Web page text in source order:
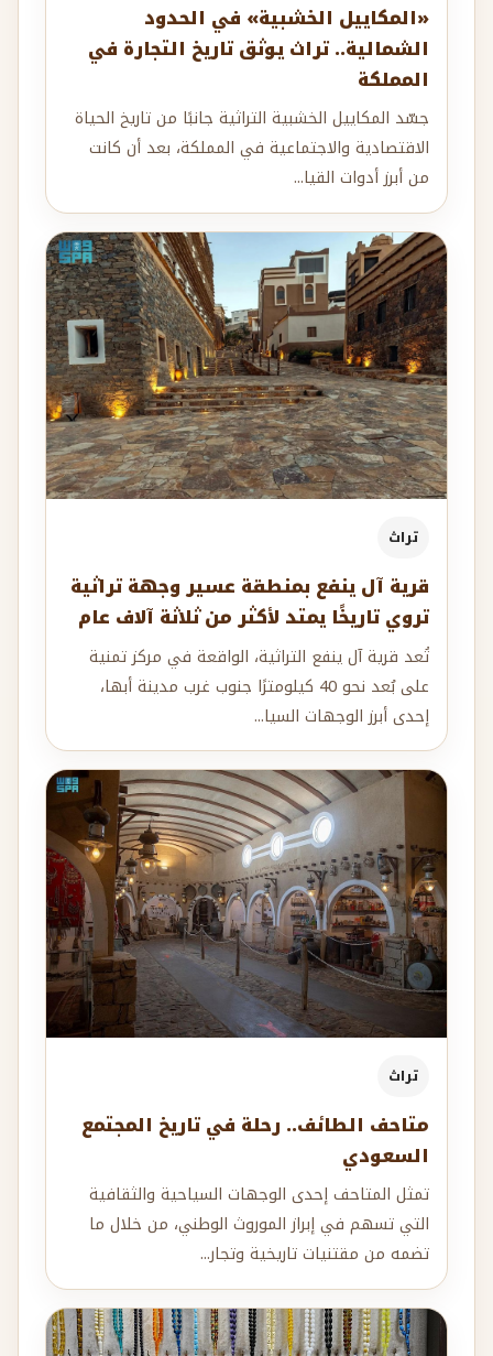
«المكاييل الخشبية» في الحدود
الشمالية.. تراث يوثق تاريخ التجارة في
المملكة
جسّد المكاييل الخشبية التراثية جانبًا من تاريخ الحياة
الاقتصادية والاجتماعية في المملكة، بعد أن كانت
من أبرز أدوات القيا...
تراث
قرية آل ينفع بمنطقة عسير وجهة تراثية
تروي تاريخًا يمتد لأكثر من ثلاثة آلاف عام
تُعد قرية آل ينفع التراثية، الواقعة في مركز تمنية
على بُعد نحو 40 كيلومترًا جنوب غرب مدينة أبها،
إحدى أبرز الوجهات السيا...
تراث
متاحف الطائف.. رحلة في تاريخ المجتمع
السعودي
تمثل المتاحف إحدى الوجهات السياحية والثقافية
التي تسهم في إبراز الموروث الوطني، من خلال ما
تضمه من مقتنيات تاريخية وتجار...